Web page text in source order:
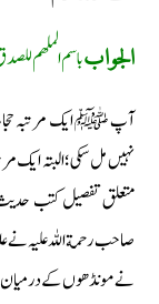
الجوابباسم الملهم
آپ ﷺ ایک مرتبہ حجامہ
نہیں مل سکی؛ البتہ ایک
متعلق تفصیل کتب حدیث
صاحب رحمة اللہ علیہ
نے مونڈھوں کے